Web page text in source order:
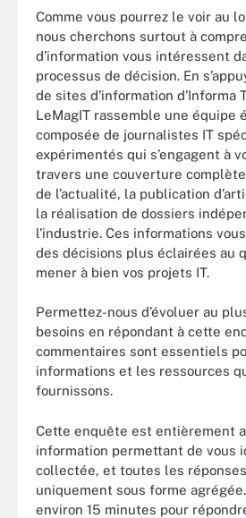
Comme vous pourrez le voir au
nous cherchons surtout à
d’information vous intéressent
processus de décision. En
de sites d’information d’Informa
LeMagIT rassemble une équipe
composée de journalistes IT
expérimentés qui s’engagent à
travers une couverture
de l’actualité, la publication
la réalisation de dossiers
l’industrie. Ces informations
des décisions plus éclairées au
mener à bien vos projets IT.
Permettez-nous d’évoluer au
besoins en répondant à cette
commentaires sont essentiels
informations et les ressources
fournissons.
Cette enquête est entièrement
information permettant de vous
collectée, et toutes les
uniquement sous forme
environ 15 minutes pour